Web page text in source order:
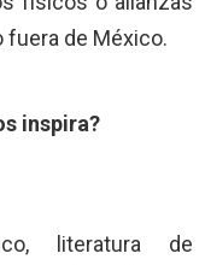
fuera de México.
inspira?
literatura de